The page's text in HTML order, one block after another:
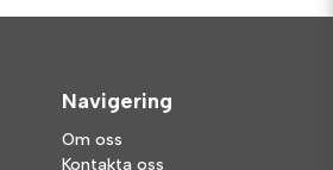
Navigering
Om oss
Kontakta oss